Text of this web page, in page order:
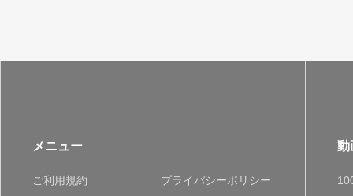
メニュー
ご利用規約 プライバシーポリシー
動